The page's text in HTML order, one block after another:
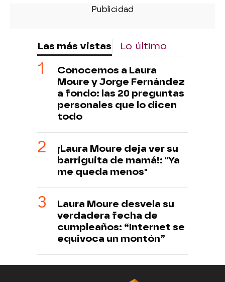
Las más vistas Lo último
Conocemos a Laura
Moure y Jorge Fernández
a fondo: las 20 preguntas
personales que lo dicen
todo
¡Laura Moure deja ver su
barriguita de mamá!: "Ya
me queda menos"
Laura Moure desvela su
verdadera fecha de
cumpleaños: “Internet se
equivoca un montón”